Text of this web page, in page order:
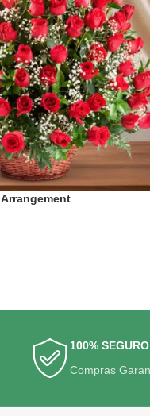
100% SEGURO
Compras